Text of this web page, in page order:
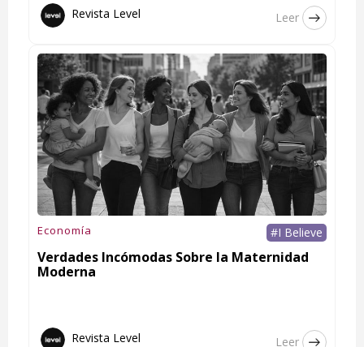
Revista Level Leer
Economía #I Believe
Verdades Incómodas Sobre la Maternidad
Moderna
Revista Level Leer